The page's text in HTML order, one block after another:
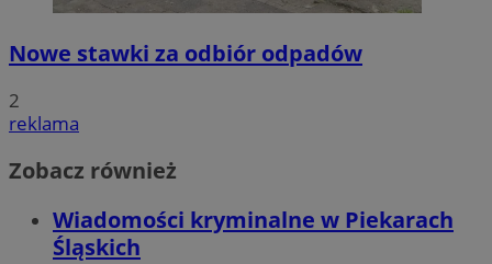
Nowe stawki za odbiór odpadów
2
reklama
Zobacz również
Wiadomości kryminalne w Piekarach
Śląskich